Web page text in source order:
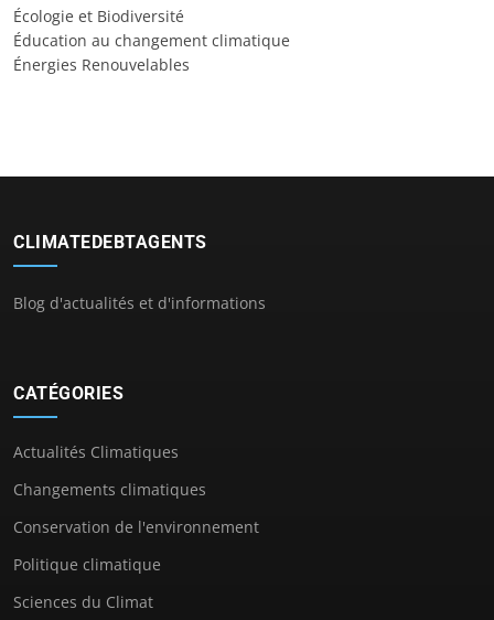
Écologie et Biodiversité
Éducation au changement climatique
Énergies Renouvelables
CLIMATEDEBTAGENTS
Blog d'actualités et d'informations
CATÉGORIES
Actualités Climatiques
Changements climatiques
Conservation de l'environnement
Politique climatique
Sciences du Climat